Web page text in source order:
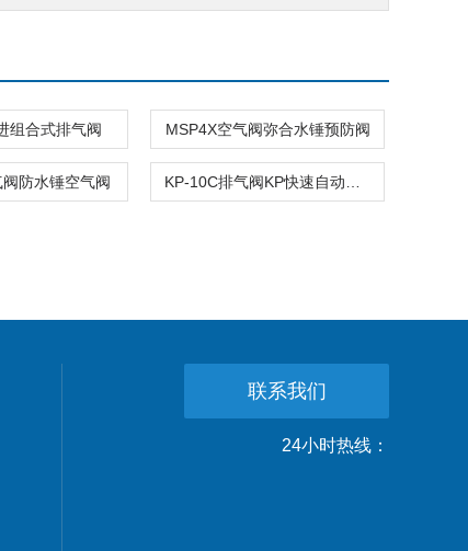
组合式排气阀 MSP4X空气阀弥合水锤预防阀
防水锤空气阀
联系我们
24小时热线：